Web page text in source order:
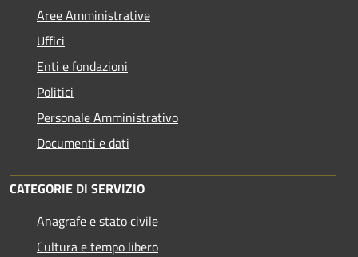
Aree Amministrative
Uffici
Enti e fondazioni
Politici
Personale Amministrativo
Documenti e dati
CATEGORIE DI SERVIZIO
Anagrafe e stato civile
Cultura e tempo libero